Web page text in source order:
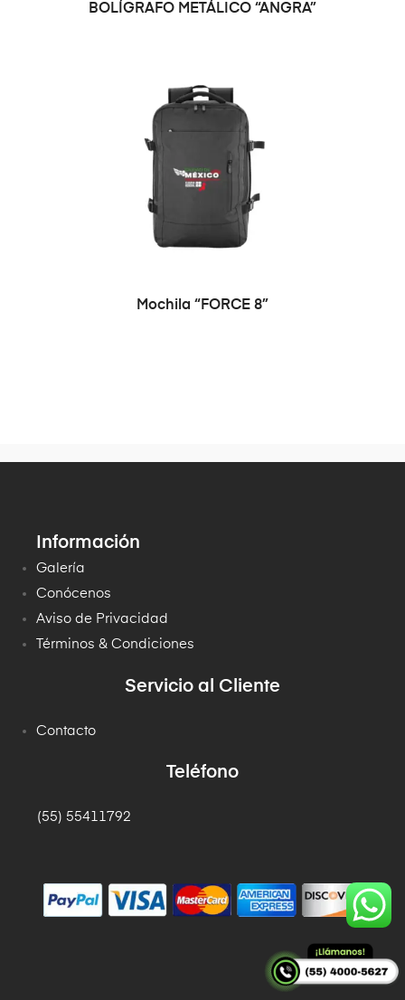
BOLÍGRAFO METÁLICO “ANGRA”
Mochila “FORCE 8”
Información
Galería
Conócenos
Aviso de Privacidad
Términos & Condiciones
Servicio al Cliente
Contacto
Teléfono
(55) 55411792